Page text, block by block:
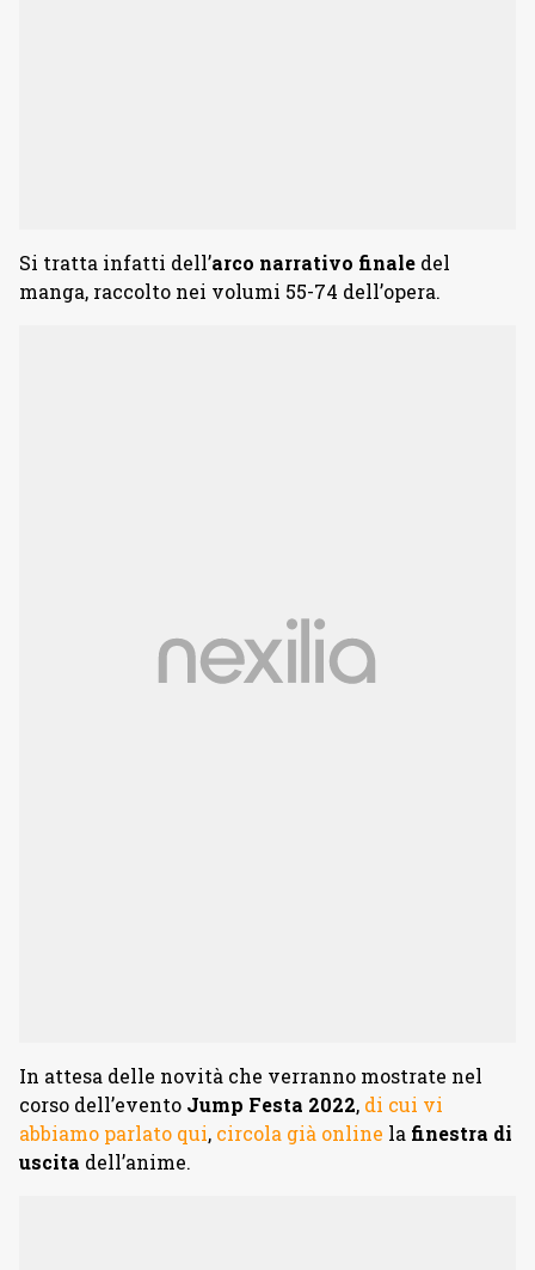
Si tratta infatti dell’arco narrativo finale del
manga, raccolto nei volumi 55-74 dell’opera.
In attesa delle novità che verranno mostrate nel
corso dell’evento Jump Festa 2022, di cui vi
abbiamo parlato qui, circola già online la finestra di
uscita dell’anime.